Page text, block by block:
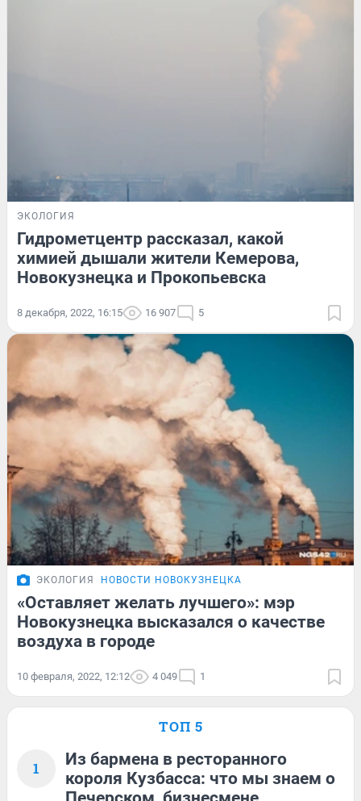
ЭКОЛОГИЯ
Гидрометцентр рассказал, какой
химией дышали жители Кемерова,
Новокузнецка и Прокопьевска
8 декабря, 2022, 16:15 16 907 5
ЭКОЛОГИЯ НОВОСТИ НОВОКУЗНЕЦКА
«Оставляет желать лучшего»: мэр
Новокузнецка высказался о качестве
воздуха в городе
10 февраля, 2022, 12:12 4 049 1
ТОП 5
1
Из бармена в ресторанного
короля Кузбасса: что мы знаем о